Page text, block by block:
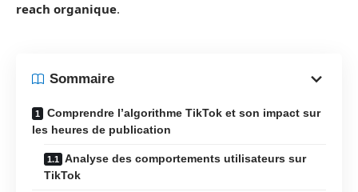
reach organique.
Sommaire
Comprendre l’algorithme TikTok et son impact sur
les heures de publication
Analyse des comportements utilisateurs sur
TikTok